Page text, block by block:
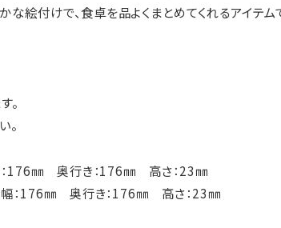
絵付けで、食卓を品よくまとめてくれるアイテム
。
。
：176㎜ 奥行き：176㎜ 高さ：23㎜
幅：176㎜ 奥行き：176㎜ 高さ：23㎜